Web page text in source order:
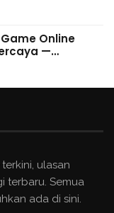
Online
—…
ulasan
terbaru. Semua
ada di sini.